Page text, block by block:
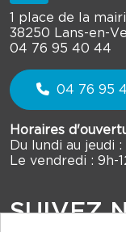
1 place de la
38250 Lans-en-
04 76 95 40 44
04 76 95
Horaires
Du lundi au jeudi :
Le vendredi : 9h-
SUIVEZ